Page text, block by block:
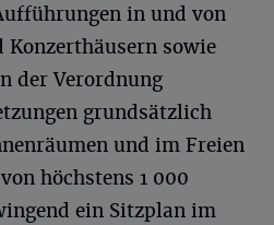
in und von
Konzerthäusern sowie
der Verordnung
grundsätzlich
und im Freien
höchstens 1 000
ein Sitzplan im